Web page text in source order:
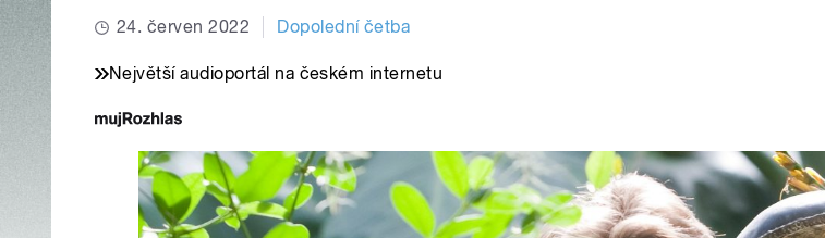
24. červen 2022 Dopolední četba
Největší audioportál na českém internetu